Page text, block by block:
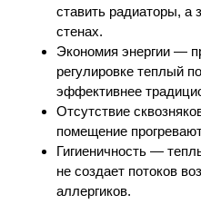
ставить радиаторы, а
стенах.
Экономия энергии —
регулировке теплый
эффективнее
Отсутствие
помещение
Гигиеничность —
не создает потоков
аллергиков.